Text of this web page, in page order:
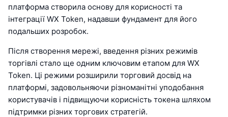
платформа створила основу для корисності та
інтеграції WX Token, надавши фундамент для його
подальших розробок.
Після створення мережі, введення різних режимів
торгівлі стало ще одним ключовим етапом для WX
Token. Ці режими розширили торговий досвід на
платформі, задовольняючи різноманітні уподобання
користувачів і підвищуючи корисність токена шляхом
підтримки різних торгових стратегій.